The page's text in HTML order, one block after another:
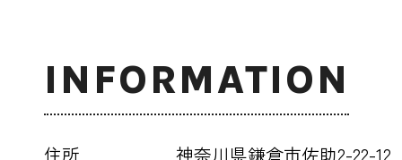
INFORMATION
住所
神奈川県鎌倉市佐助2-22-12